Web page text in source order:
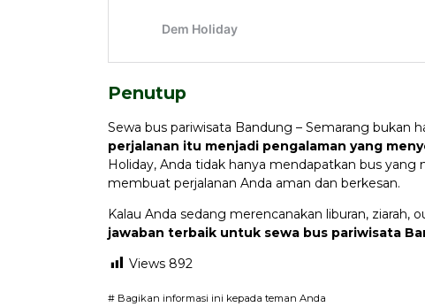
Penutup
Sewa bus pariwisata Bandung – Semarang bukan
perjalanan itu menjadi pengalaman yang
Holiday, Anda tidak hanya mendapatkan bus
membuat perjalanan Anda aman dan berkesan.
Kalau Anda sedang merencanakan liburan, ziarah,
jawaban terbaik untuk sewa bus pariwisata
Views 892
# Bagikan informasi ini kepada teman Anda